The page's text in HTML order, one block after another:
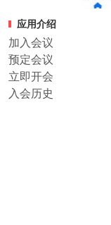
应用介绍
加入会议
预定会议
立即开会
入会历史